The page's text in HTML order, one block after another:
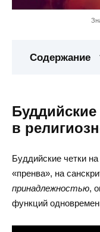
Содержание
Буддийские
в
Буддийские четки
«пренва», на
принадлежностью,
функций